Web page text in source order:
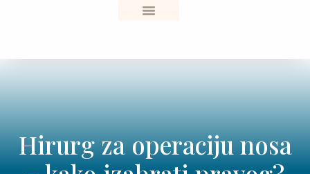
Hirurg za operaciju nosa